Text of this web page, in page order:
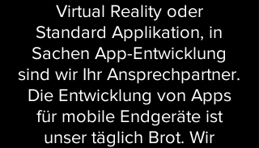
Virtual Reality oder
Standard Applikation, in
Sachen App-Entwicklung
sind wir Ihr Ansprechpartner.
Die Entwicklung von Apps
für mobile Endgeräte ist
unser täglich Brot. Wir